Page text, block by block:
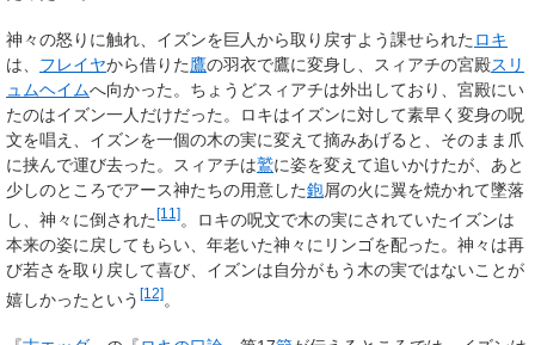
神々の怒りに触れ、イズンを巨人から取り戻すよう課せられた ロキ
は、 フレイヤから借りた鷹の羽衣で鷹に変身し、スィアチの宮殿スリ
ュムヘイムへ向かった。ちょうどスィアチは外出しており、宮殿にい
たのはイズン一人だけだった。ロキはイズンに対して素早く変身の呪
文を唱え、イズンを一個の木の実に変えて摘みあげると、そのまま爪
に挟んで運び去った。スィアチは鷲に姿を変えて追いかけたが、あと
少しのところでアース神たちの用意した鉋屑の火に翼を焼かれて墜落
し、神々に倒された[11]。ロキの呪文で木の実にされていたイズンは
本来の姿に戻してもらい、年老いた神々にリンゴを配った。神々は再
び若さを取り戻して喜び、イズンは自分がもう木の実ではないことが
嬉しかったという [12]。